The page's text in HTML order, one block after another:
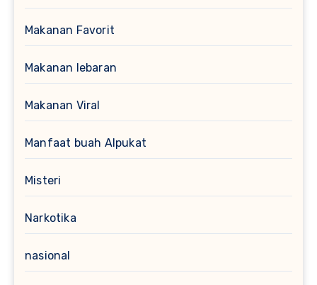
Makanan Favorit
Makanan lebaran
Makanan Viral
Manfaat buah Alpukat
Misteri
Narkotika
nasional